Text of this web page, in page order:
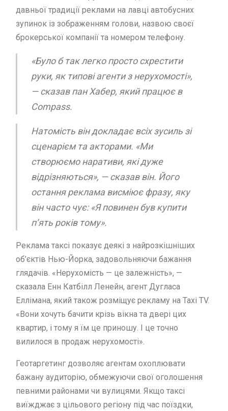
давньої традиції реклами на лавці автобусних
зупинок із зображенням голови, назвою своєї
брокерської компанії та номером телефону.
«Було б так легко просто схрестити
руки, як типові агенти з нерухомості»,
— сказав пан Хабер, який працює в
Compass.
Натомість він докладає всіх зусиль зі
сценарієм та акторами. «Ми
створюємо наративи, які дуже
відрізняються», — сказав він. Його
остання реклама висміює фразу, яку
він часто чує: «Я повинен був купити
п’ять років тому».
Реклама таксі показує деякі з найрозкішніших
об’єктів Нью-Йорка, задовольняючи бажання
глядачів. «Нерухомість — це залежність», —
сказала Енн Катбілл Ленейн, агент Дугласа
Еллімана, який також розміщує рекламу на Taxi TV.
«Вони хочуть бачити крізь вікна та двері цих
квартир, і тому я їм це приношу. І це точно
вилилося в продаж нерухомості».
Геотаргетинг дозволяє агентам охоплювати
бажану аудиторію, обмежуючи свої оголошення
певними районами чи вулицями. Якщо таксі
виїжджає з цільового регіону під час поїздки,